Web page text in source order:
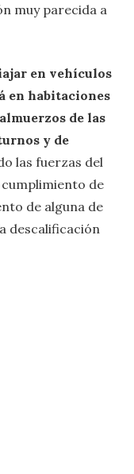
muy parecida a
en vehículos
en habitaciones
de las
y de
las fuerzas del
de
de alguna de
descalificación